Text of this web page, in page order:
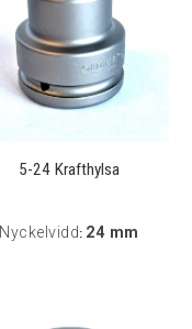
5-24 Krafthylsa
Nyckelvidd: 24 mm